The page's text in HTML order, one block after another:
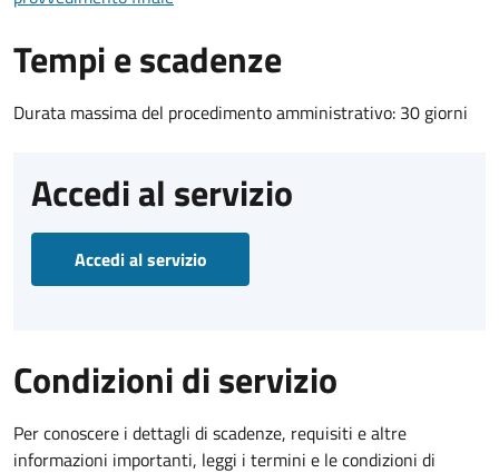
Tempi e scadenze
Durata massima del procedimento amministrativo: 30 giorni
Accedi al servizio
Accedi al servizio
Condizioni di servizio
Per conoscere i dettagli di scadenze, requisiti e altre
informazioni importanti, leggi i termini e le condizioni di